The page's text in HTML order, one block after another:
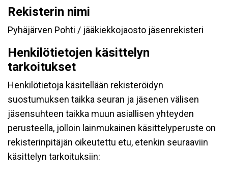
Rekisterin nimi
Pyhäjärven Pohti / jääkiekkojaosto jäsenrekisteri
Henkilötietojen käsittelyn
tarkoitukset
Henkilötietoja käsitellään rekisteröidyn
suostumuksen taikka seuran ja jäsenen välisen
jäsensuhteen taikka muun asiallisen yhteyden
perusteella, jolloin lainmukainen käsittelyperuste on
rekisterinpitäjän oikeutettu etu, etenkin seuraaviin
käsittelyn tarkoituksiin: